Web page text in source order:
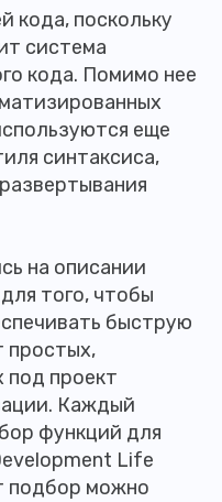
кода, поскольку
система
кода. Помимо нее
еще
синтаксиса,
на описании
того, чтобы
быструю
простых,
под проект
Каждый
функций для
Life
подбор можно